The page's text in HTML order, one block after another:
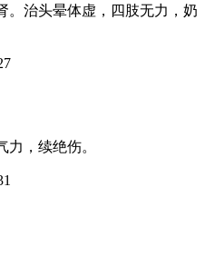
。治头晕体虚，四肢无力，奶
力，续绝伤。